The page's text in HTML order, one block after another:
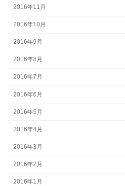
2016年11月
2016年10月
2016年9月
2016年8月
2016年7月
2016年6月
2016年5月
2016年4月
2016年3月
2016年2月
2016年1月